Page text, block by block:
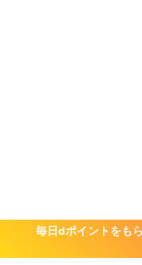
毎日dポイントをも